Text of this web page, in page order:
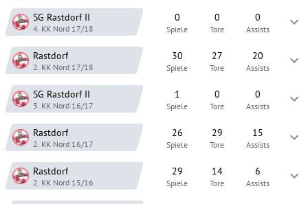
SG Rastdorf II
4. KK Nord 17/18
0
Spiele
0
Tore
0
Assists
Rastdorf
2. KK Nord 17/18
30
Spiele
27
Tore
20
Assists
SG Rastdorf II
3. KK Nord 16/17
1
Spiele
0
Tore
0
Assists
Rastdorf
2. KK Nord 16/17
26
Spiele
29
Tore
15
Assists
Rastdorf
2. KK Nord 15/16
29
Spiele
14
Tore
6
Assists